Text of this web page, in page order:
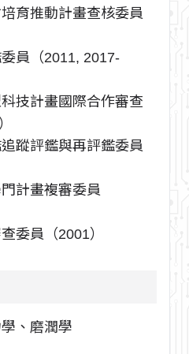
育推動計畫查核委員
員（2011, 2017-
技計畫國際合作審查
蹤評鑑與再評鑑委員
計畫複審委員
委員（2001）
、磨潤學